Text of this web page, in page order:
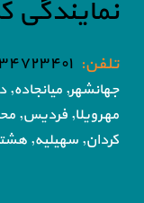
نمایندگی
تلفن: ۰۲۶۳۴۷۲۳۴۰۱
جهانشهر, میانجاده,
مهرویلا, فردیس,
کردان, سهیلیه,